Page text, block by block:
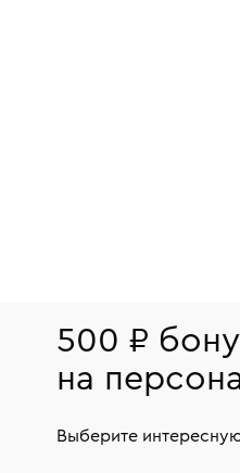
500 ₽
на
Выберите